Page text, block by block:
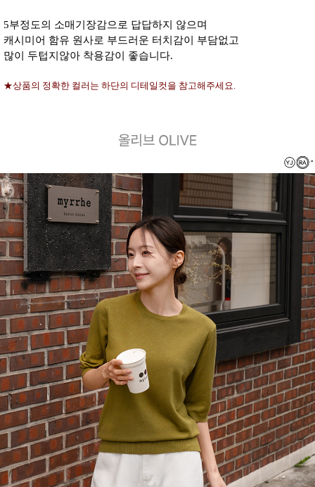
5부정도의 소매기장감으로 답답하지 않으며
캐시미어 함유 원사로 부드러운 터치감이 부담없고
많이 두텁지않아 착용감이 좋습니다.
★상품의 정확한 컬러는 하단의 디테일컷을 참고해주세요.